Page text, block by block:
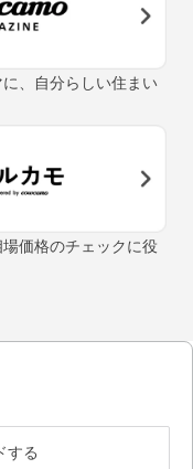
に、自分らしい住まい
価格のチェックに役
する